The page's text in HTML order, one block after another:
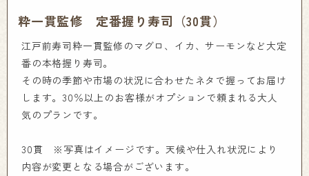
粋一貫監修 定番握り寿司（30貫）
江戸前寿司粋一貫監修のマグロ、イカ、サーモンなど大定
番の本格握り寿司。
その時の季節や市場の状況に合わせたネタで握ってお届け
します。30％以上のお客様がオプションで頼まれる大人
気のプランです。
30貫 ※写真はイメージです。天候や仕入れ状況により
内容が変更となる場合がございます。